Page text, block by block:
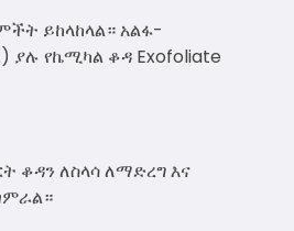
ይከላከላል። አልፋ-
ያሉ የኬሚካል ቆዳ Exofoliate
ቆዳን ለስላሳ ለማድረግ እና